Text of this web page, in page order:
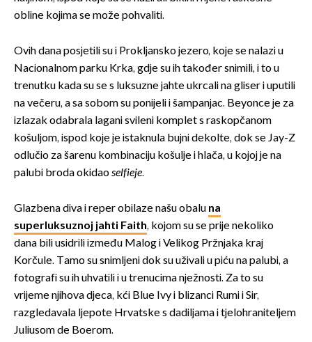
obline kojima se može pohvaliti.
Ovih dana posjetili su i Prokljansko jezero, koje se nalazi u
Nacionalnom parku Krka, gdje su ih također snimili, i to u
trenutku kada su se s luksuzne jahte ukrcali na gliser i uputili
na večeru, a sa sobom su ponijeli i šampanjac. Beyonce je za
izlazak odabrala lagani svileni komplet s raskopčanom
košuljom, ispod koje je istaknula bujni dekolte, dok se Jay-Z
odlučio za šarenu kombinaciju košulje i hlača, u kojoj je na
palubi broda okidaoselfieje.
Glazbena diva i reper obilaze našu obalu na
superluksuznoj jahti Faith, kojom su se prije nekoliko
dana bili usidrili između Malog i Velikog Pržnjaka kraj
Korčule. Tamo su snimljeni dok su uživali u piću na palubi, a
fotografi su ih uhvatili i u trenucima nježnosti. Za to su
vrijeme njihova djeca, kći Blue Ivy i blizanci Rumi i Sir,
razgledavala ljepote Hrvatske s dadiljama i tjelohraniteljem
Juliusom de Boerom.